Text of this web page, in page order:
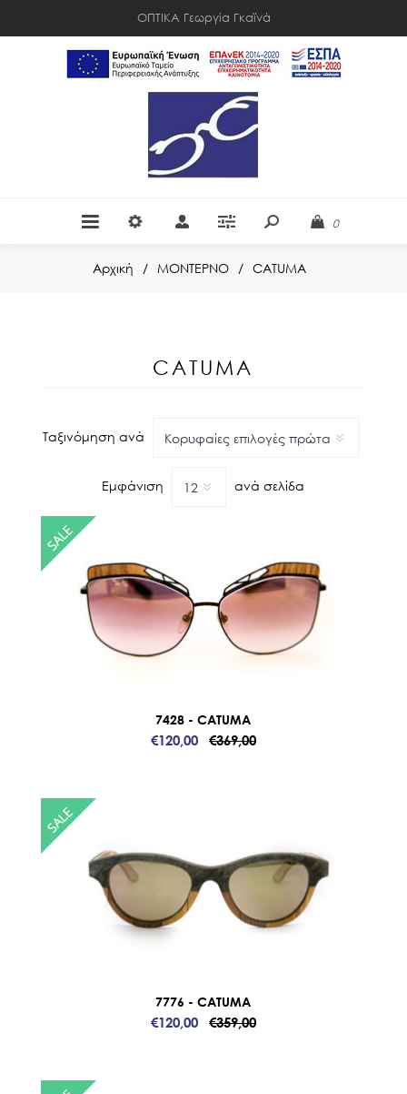
ΟΠΤΙΚΑ Γεωργία Γκαϊνά
0
Αρχική / ΜΟΝΤΕΡΝΟ / CATUMA
CATUMA
Ταξινόμηση ανά
Εμφάνιση ανά σελίδα
7428 - CATUMA
€120,00 €369,00
7776 - CATUMA
€120,00 €359,00